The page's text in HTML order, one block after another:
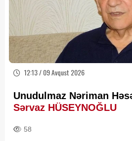
12:13 / 09 Avqust 2026
Unudulmaz Nəriman
Sərvaz HÜSEYNOĞLU
58